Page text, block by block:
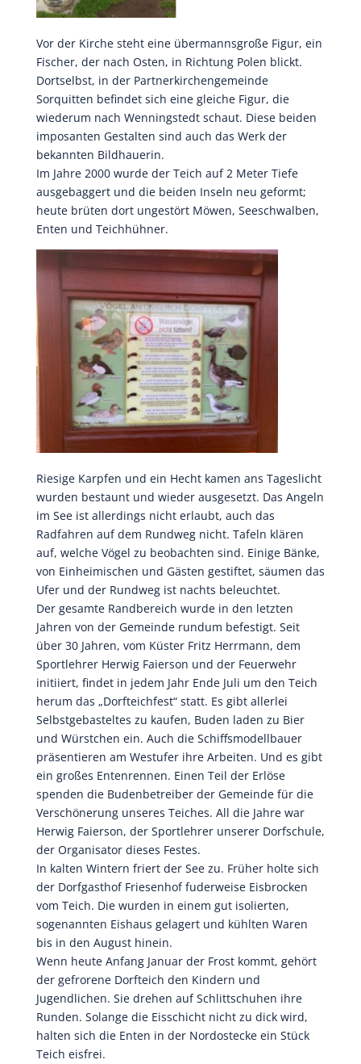
Vor der Kirche steht eine übermannsgroße Figur, ein
Fischer, der nach Osten, in Richtung Polen blickt.
Dortselbst, in der Partnerkirchengemeinde
Sorquitten befindet sich eine gleiche Figur, die
wiederum nach Wenningstedt schaut. Diese beiden
imposanten Gestalten sind auch das Werk der
bekannten Bildhauerin.
Im Jahre 2000 wurde der Teich auf 2 Meter Tiefe
ausgebaggert und die beiden Inseln neu geformt;
heute brüten dort ungestört Möwen, Seeschwalben,
Enten und Teichhühner.
Riesige Karpfen und ein Hecht kamen ans Tageslicht
wurden bestaunt und wieder ausgesetzt. Das Angeln
im See ist allerdings nicht erlaubt, auch das
Radfahren auf dem Rundweg nicht. Tafeln klären
auf, welche Vögel zu beobachten sind. Einige Bänke,
von Einheimischen und Gästen gestiftet, säumen das
Ufer und der Rundweg ist nachts beleuchtet.
Der gesamte Randbereich wurde in den letzten
Jahren von der Gemeinde rundum befestigt. Seit
über 30 Jahren, vom Küster Fritz Herrmann, dem
Sportlehrer Herwig Faierson und der Feuerwehr
initiiert, findet in jedem Jahr Ende Juli um den Teich
herum das „Dorfteichfest“ statt. Es gibt allerlei
Selbstgebasteltes zu kaufen, Buden laden zu Bier
und Würstchen ein. Auch die Schiffsmodellbauer
präsentieren am Westufer ihre Arbeiten. Und es gibt
ein großes Entenrennen. Einen Teil der Erlöse
spenden die Budenbetreiber der Gemeinde für die
Verschönerung unseres Teiches. All die Jahre war
Herwig Faierson, der Sportlehrer unserer Dorfschule,
der Organisator dieses Festes.
In kalten Wintern friert der See zu. Früher holte sich
der Dorfgasthof Friesenhof fuderweise Eisbrocken
vom Teich. Die wurden in einem gut isolierten,
sogenannten Eishaus gelagert und kühlten Waren
bis in den August hinein.
Wenn heute Anfang Januar der Frost kommt, gehört
der gefrorene Dorfteich den Kindern und
Jugendlichen. Sie drehen auf Schlittschuhen ihre
Runden. Solange die Eisschicht nicht zu dick wird,
halten sich die Enten in der Nordostecke ein Stück
Teich eisfrei.